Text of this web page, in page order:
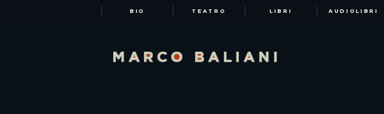
BIO TEATRO LIBRI AUDIOLIBRI